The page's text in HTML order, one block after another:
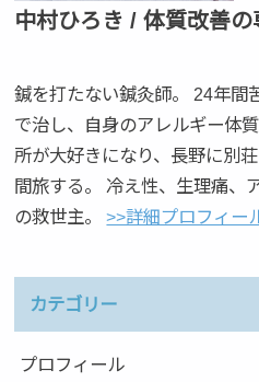
中村ひろき / 体質改善の
鍼を打たない鍼灸師。 24年間
で治し、自身のアレルギー体
所が大好きになり、長野に別
間旅する。 冷え性、生理痛、
の救世主。>>詳細プロフィー
カテゴリー
プロフィール